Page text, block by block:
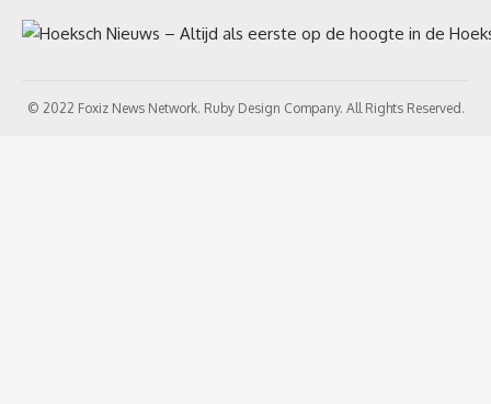
© 2022 Foxiz News Network. Ruby Design Company. All Rights Reserved.